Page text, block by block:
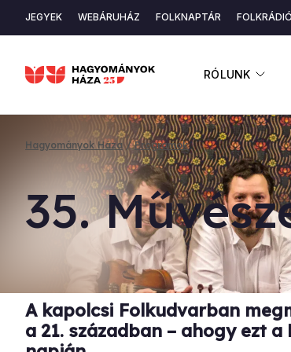
tartalomra
RÓLUNK
Másodlagos
JEGYEK WEBÁRUHÁZ FOLKNAPTÁR FOLKRÁDIÓ
Hagyományok Háza Programok
35.
A kapolcsi Folkudvarban
a 21. században – ahogy ezt